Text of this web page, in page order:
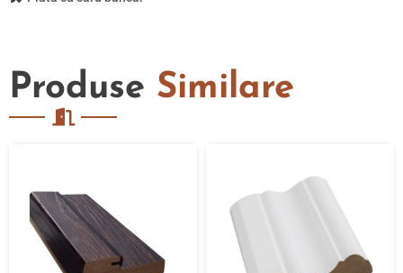
Produse Similare